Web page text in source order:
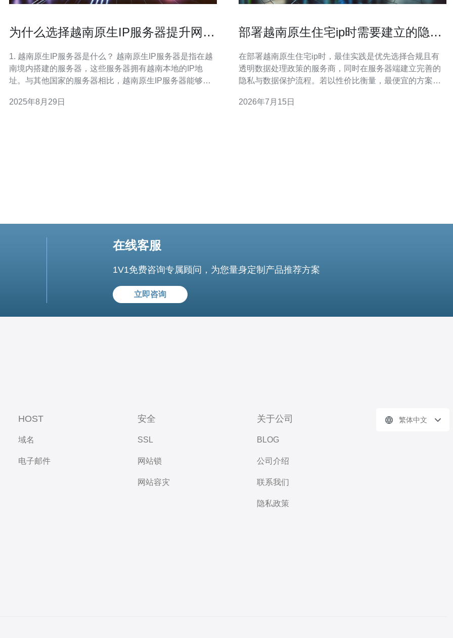
为什么选择越南原生IP服务器提升网络
1. 越南原生IP服务器是什么？ 越南原生IP服务器是指在越
南境内搭建的服务器，这些服务器拥有越南本地的IP地
址。与其他国家的服务器相比，越南原生IP服务器能够更
服务器常常应用于需要在越南市场提供服务的企业或网
2025年8月29日
部署越南原生住宅ip时需要建立的隐私
在部署越南原生住宅ip时，最佳实践是优先选择合规且有
透明数据处理政策的服务商，同时在服务器端建立完善的
隐私与数据保护流程。若以性价比衡量，最便宜的方案通
险控制不足。综合来看，“最好”是有合同与审计能力的供应
2026年7月15日
在线客服
1V1免费咨询专属顾问，为您量身定制产品推荐方案
立即咨询
HOST
域名
电子邮件
安全
SSL
网站锁
网站容灾
关于公司
BLOG
公司介绍
联系我们
隐私政策
繁体中文